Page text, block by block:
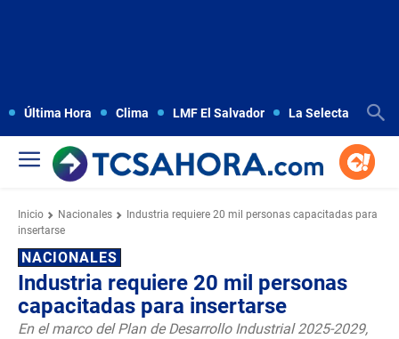
Última Hora Clima LMF El Salvador La Selecta
Inicio Nacionales
Industria requiere 20 mil personas capacitadas para
insertarse
NACIONALES
Industria requiere 20 mil personas
capacitadas para insertarse
En el marco del Plan de Desarrollo Industrial 2025-2029,